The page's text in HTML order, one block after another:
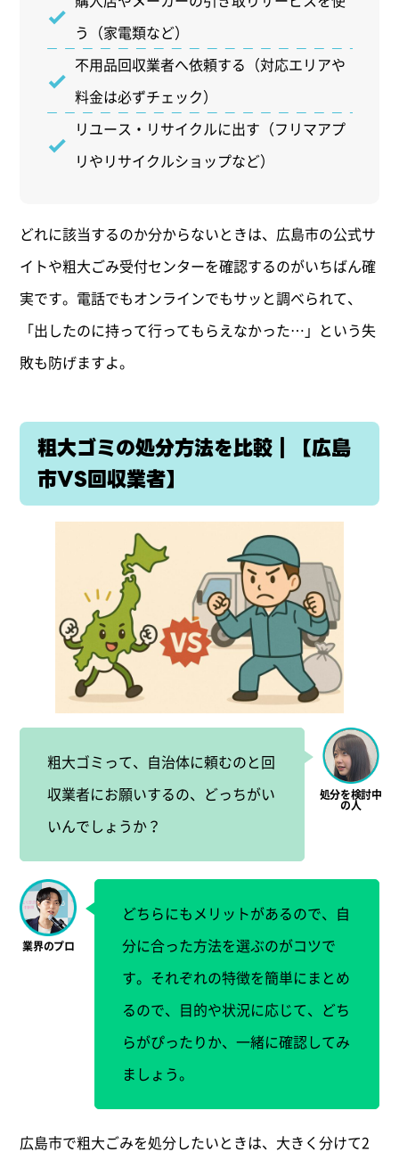
う（家電類など）
不用品回収業者へ依頼する（対応エリアや
料金は必ずチェック）
リユース・リサイクルに出す（フリマアプ
リやリサイクルショップなど）
どれに該当するのか分からないときは、広島市の公式サ
イトや粗大ごみ受付センターを確認するのがいちばん確
実です。電話でもオンラインでもサッと調べられて、
「出したのに持って行ってもらえなかった…」という失
敗も防げますよ。
粗大ゴミの処分方法を比較｜【広島
市VS回収業者】
粗大ゴミって、自治体に頼むのと回
収業者にお願いするの、どっちがい
いんでしょうか？
どちらにもメリットがあるので、自
分に合った方法を選ぶのがコツで
す。それぞれの特徴を簡単にまとめ
るので、目的や状況に応じて、どち
らがぴったりか、一緒に確認してみ
ましょう。
広島市で粗大ごみを処分したいときは、大きく分けて2